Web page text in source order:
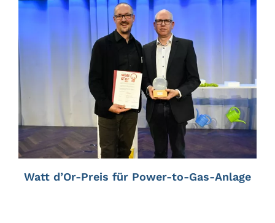
Watt d’Or-Preis für Power-to-Gas-Anlage